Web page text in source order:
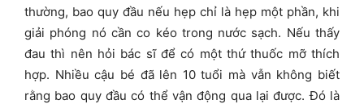
thường, bao quy đầu nếu hẹp chỉ là hẹp một phần, khi
giải phóng nó cần co kéo trong nước sạch. Nếu thấy
đau thì nên hỏi bác sĩ để có một thứ thuốc mỡ thích
hợp. Nhiều cậu bé đã lên 10 tuổi mà vẫn không biết
rằng bao quy đầu có thể vận động qua lại được. Đó là